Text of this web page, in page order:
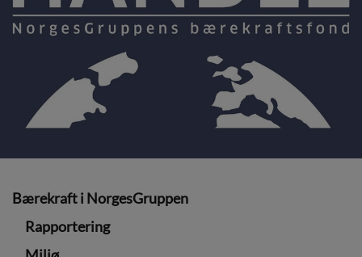
Bærekraft i NorgesGruppen
Rapportering